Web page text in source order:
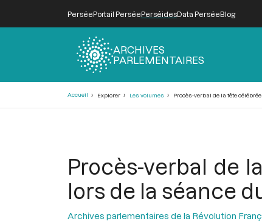
PerséePortail PerséePerséidesData PerséeBlog
ARCHIVES
PARLEMENTAIRES
Accueil Explorer Les volumes Procès-verbal de la fête
Procès-verbal de
lors de la séance
Archives parlementaires de la Révolution